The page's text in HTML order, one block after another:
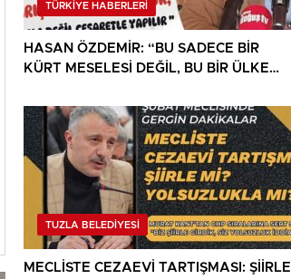
TÜRKİYE HABERLERİ
HASAN ÖZDEMİR: “BU SADECE BİR
KÜRT MESELESİ DEĞİL, BU BİR ÜLKE
TUZLA BELEDİYESİ
MECLİSTE CEZAEVİ TARTIŞMASI: ŞİİRLE